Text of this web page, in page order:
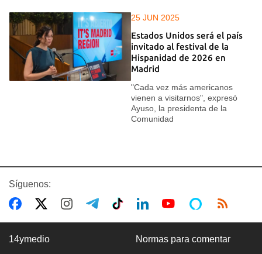
25 JUN 2025
Estados Unidos será el país
invitado al festival de la
Hispanidad de 2026 en
Madrid
"Cada vez más americanos
vienen a visitarnos", expresó
Ayuso, la presidenta de la
Comunidad
Síguenos:
14ymedio Normas para comentar